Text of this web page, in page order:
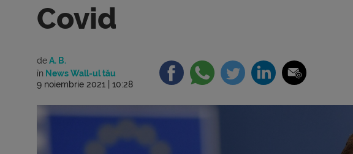
Covid
deA. B.
în News Wall-ul tău
9 noiembrie 2021 | 10:28